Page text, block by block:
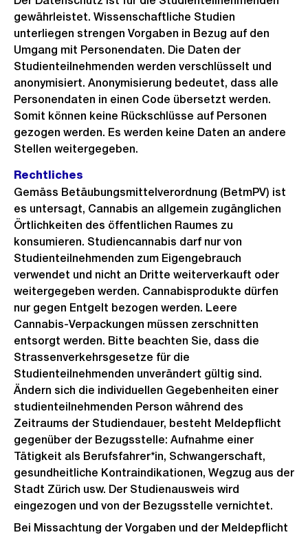
gewährleistet. Wissenschaftliche Studien
unterliegen strengen Vorgaben in Bezug auf den
Umgang mit Personendaten. Die Daten der
Studienteilnehmenden werden verschlüsselt und
anonymisiert. Anonymisierung bedeutet, dass alle
Personendaten in einen Code übersetzt werden.
Somit können keine Rückschlüsse auf Personen
gezogen werden. Es werden keine Daten an andere
Stellen weitergegeben.
Rechtliches
Gemäss Betäubungsmittelverordnung (BetmPV) ist
es untersagt, Cannabis an allgemein zugänglichen
Örtlichkeiten des öffentlichen Raumes zu
konsumieren. Studiencannabis darf nur von
Studienteilnehmenden zum Eigengebrauch
verwendet und nicht an Dritte weiterverkauft oder
weitergegeben werden. Cannabisprodukte dürfen
nur gegen Entgelt bezogen werden. Leere
Cannabis-Verpackungen müssen zerschnitten
entsorgt werden. Bitte beachten Sie, dass die
Strassenverkehrsgesetze für die
Studienteilnehmenden unverändert gültig sind.
Ändern sich die individuellen Gegebenheiten einer
studienteilnehmenden Person während des
Zeitraums der Studiendauer, besteht Meldepflicht
gegenüber der Bezugsstelle: Aufnahme einer
Tätigkeit als Berufsfahrer*in, Schwangerschaft,
gesundheitliche Kontraindikationen, Wegzug aus der
Stadt Zürich usw. Der Studienausweis wird
eingezogen und von der Bezugsstelle vernichtet.
Bei Missachtung der Vorgaben und der Meldepflicht